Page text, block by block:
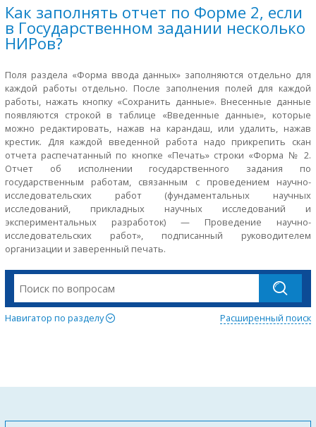
Как заполнять отчет по Форме 2, если
в Государственном задании несколько
НИРов?
Поля раздела «Форма ввода данных» заполняются отдельно для
каждой работы отдельно. После заполнения полей для каждой
работы, нажать кнопку «Сохранить данные». Внесенные данные
появляются строкой в таблице «Введенные данные», которые
можно редактировать, нажав на карандаш, или удалить, нажав
крестик. Для каждой введенной работа надо прикрепить скан
отчета распечатанный по кнопке «Печать» строки «Форма № 2.
Отчет об исполнении государственного задания по
государственным работам, связанным с проведением научно-
исследовательских работ (фундаментальных научных
исследований, прикладных научных исследований и
экспериментальных разработок) — Проведение научно-
исследовательских работ», подписанный руководителем
организации и заверенный печать.
Навигатор по разделу Расширенный поиск